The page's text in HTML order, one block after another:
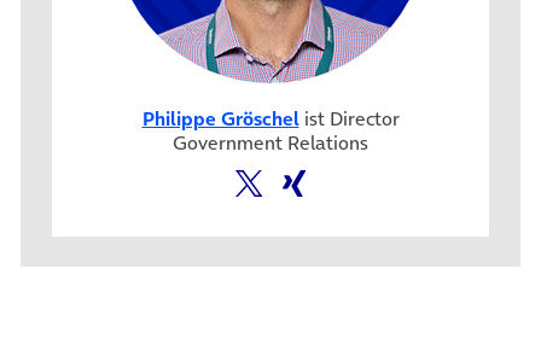
Philippe Gröschelist Director
Government Relations